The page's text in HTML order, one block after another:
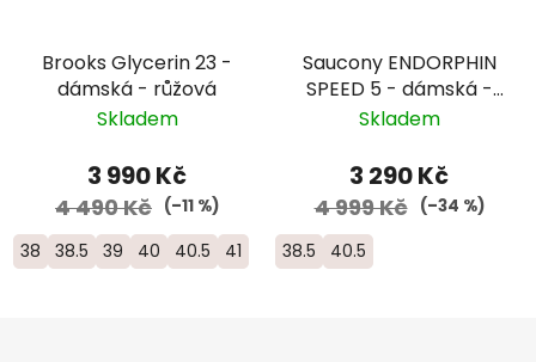
Brooks Glycerin 23 -
dámská - růžová
Skladem
3 990 Kč
4 490 Kč (–11 %)
38 38.5 39 40 40.5 41
Saucony ENDORPHIN
SPEED 5 - dámská -
růžová/bílá
Skladem
3 290 Kč
4 999 Kč (–34 %)
38.5 40.5